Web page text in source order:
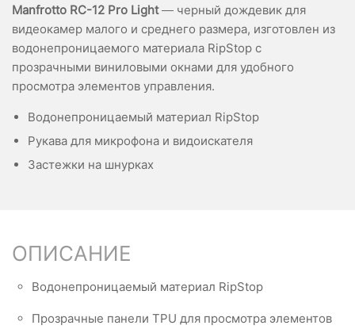
Manfrotto RC-12 Pro Light— черный дождевик для
видеокамер малого и среднего размера, изготовлен из
водонепроницаемого материала RipStop с
прозрачными виниловыми окнами для удобного
просмотра элементов управления.
Водонепроницаемый материал RipStop
Рукава для микрофона и видоискателя
Застежки на шнурках
ОПИСАНИЕ
Водонепроницаемый материал RipStop
Прозрачные панели TPU для просмотра элементов